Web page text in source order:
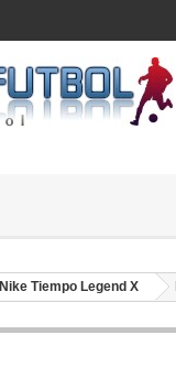
Nike Tiempo Legend X